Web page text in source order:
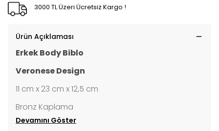
3000 TL Üzeri Ücretsiz Kargo !
Ürün Açıklaması
Erkek Body Biblo
Veronese Design
11 cm x 23 cm x 12,5 cm
Bronz Kaplama
Devamını Göster